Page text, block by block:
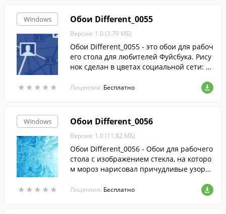
ины. Хотя до нее еще много подниматьс
я.
Windows
★ ★ ★ ★ ★
★ ★ ★ ★ ★
Обои Different_0055
Версия: 1.0 (3.79 МБ)
Обои Different_0055 - это обои для рабоч
его стола для любителей Фуйсбука. Рису
нок сделан в цветах социальной сети: н
зованных аватарок и всем известный ф
ейсбучный «лайк» с изображением подн
Лицензия: Бесплатно
Windows
★ ★ ★ ★ ★
★ ★ ★ ★ ★
Обои Different_0056
Версия: 1.0 (11.82 МБ)
Обои Different_0056 - Обои для рабочего
стола с изображением стекла, на которо
м мороз нарисовал причудливые узоры.
ряется так собирать кристаллическую р
ешетку воды, что ни один узор не повто
Лицензия: Бесплатно